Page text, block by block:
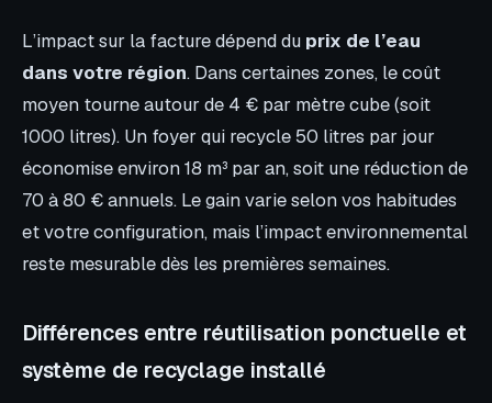
L’impact sur la facture dépend du prix de l’eau
dans votre région. Dans certaines zones, le coût
moyen tourne autour de 4 € par mètre cube (soit
1000 litres). Un foyer qui recycle 50 litres par jour
économise environ 18 m³ par an, soit une réduction de
70 à 80 € annuels. Le gain varie selon vos habitudes
et votre configuration, mais l’impact environnemental
reste mesurable dès les premières semaines.
Différences entre réutilisation ponctuelle et
système de recyclage installé